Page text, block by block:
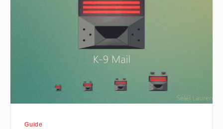
Guide